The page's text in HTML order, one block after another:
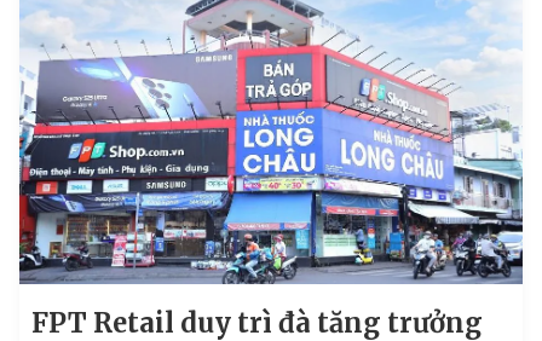
FPT Retail duy trì đà tăng trưởng